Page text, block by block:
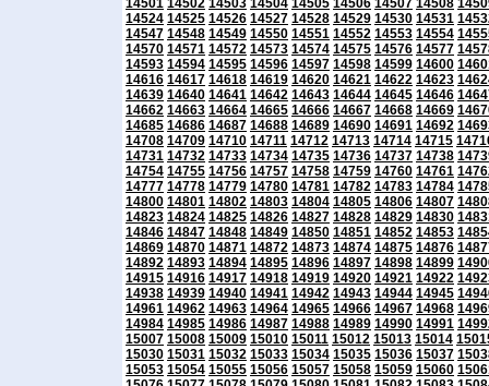
14501 14502 14503 14504 14505 14506 14507 14508
14524 14525 14526 14527 14528 14529 14530 14531
14547 14548 14549 14550 14551 14552 14553 14554
14570 14571 14572 14573 14574 14575 14576 14577
14593 14594 14595 14596 14597 14598 14599 14600
14616 14617 14618 14619 14620 14621 14622 14623
14639 14640 14641 14642 14643 14644 14645 14646
14662 14663 14664 14665 14666 14667 14668 14669
14685 14686 14687 14688 14689 14690 14691 14692
14708 14709 14710 14711 14712 14713 14714 14715
14731 14732 14733 14734 14735 14736 14737 14738
14754 14755 14756 14757 14758 14759 14760 14761
14777 14778 14779 14780 14781 14782 14783 14784
14800 14801 14802 14803 14804 14805 14806 14807
14823 14824 14825 14826 14827 14828 14829 14830
14846 14847 14848 14849 14850 14851 14852 14853
14869 14870 14871 14872 14873 14874 14875 14876
14892 14893 14894 14895 14896 14897 14898 14899
14915 14916 14917 14918 14919 14920 14921 14922
14938 14939 14940 14941 14942 14943 14944 14945
14961 14962 14963 14964 14965 14966 14967 14968
14984 14985 14986 14987 14988 14989 14990 14991
15007 15008 15009 15010 15011 15012 15013 15014
15030 15031 15032 15033 15034 15035 15036 15037
15053 15054 15055 15056 15057 15058 15059 15060